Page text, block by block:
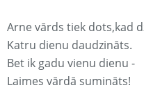
Arne vārds tiek dots,kad
Katru dienu daudzināts.
Bet ik gadu vienu dienu -
Laimes vārdā sumināts!